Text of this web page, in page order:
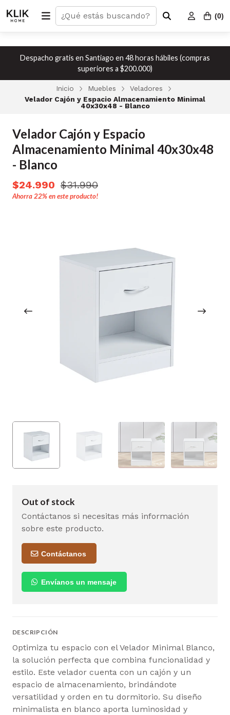
(0)
Despacho gratis en Santiago en 48 horas hábiles (compras
superiores a $200.000)
Inicio Muebles
Veladores
Velador Cajón y Espacio Almacenamiento Minimal
40x30x48 - Blanco
Velador Cajón y Espacio
Almacenamiento Minimal 40x30x48
- Blanco
$24.990 $31.990
Ahorra22%en este producto!
Out of stock
Contáctanos si necesitas más información
sobre este producto.
Contáctanos
Envíanos un mensaje
DESCRIPCIÓN
Optimiza tu espacio con el Velador Minimal Blanco,
la solución perfecta que combina funcionalidad y
estilo. Este velador cuenta con un cajón y un
espacio de almacenamiento, brindándote
versatilidad y orden en tu dormitorio. Su diseño
minimalista en blanco aporta luminosidad y